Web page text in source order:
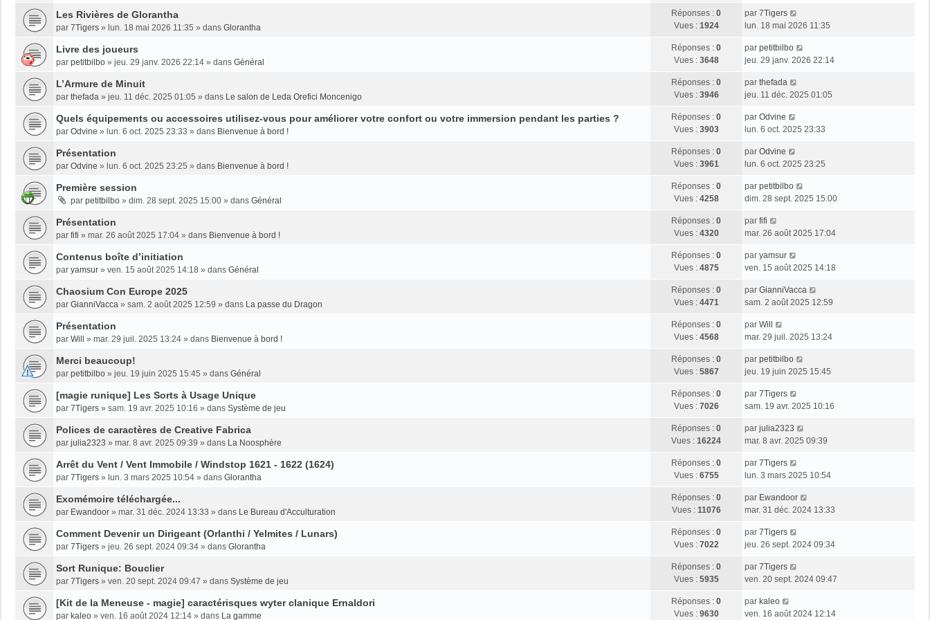
Les Rivières de Glorantha
par 7Tigers » lun. 18 mai 2026 11:35 » dans Glorantha
Réponses : 0
Vues : 1924
par 7Tigers
lun. 18 mai 2026 11:35
Livre des joueurs
par petitbilbo » jeu. 29 janv. 2026 22:14 » dans Général
Réponses : 0
Vues : 3648
par petitbilbo
jeu. 29 janv. 2026 22:14
L’Armure de Minuit
par thefada » jeu. 11 déc. 2025 01:05 » dans Le salon de Leda Orefici Moncenigo
Réponses : 0
Vues : 3946
par thefada
jeu. 11 déc. 2025 01:05
Quels équipements ou accessoires utilisez-vous pour améliorer votre confort ou votre immersion pendant les parties ?
par Odvine » lun. 6 oct. 2025 23:33 » dans Bienvenue à bord !
Réponses : 0
Vues : 3903
par Odvine
lun. 6 oct. 2025 23:33
Présentation
par Odvine » lun. 6 oct. 2025 23:25 » dans Bienvenue à bord !
Réponses : 0
Vues : 3961
par Odvine
lun. 6 oct. 2025 23:25
Première session
par petitbilbo » dim. 28 sept. 2025 15:00 » dans Général
Réponses : 0
Vues : 4258
par petitbilbo
dim. 28 sept. 2025 15:00
Présentation
par fifi » mar. 26 août 2025 17:04 » dans Bienvenue à bord !
Réponses : 0
Vues : 4320
par fifi
mar. 26 août 2025 17:04
Contenus boîte d’initiation
par yamsur » ven. 15 août 2025 14:18 » dans Général
Réponses : 0
Vues : 4875
par yamsur
ven. 15 août 2025 14:18
Chaosium Con Europe 2025
par GianniVacca » sam. 2 août 2025 12:59 » dans La passe du Dragon
Réponses : 0
Vues : 4471
par GianniVacca
sam. 2 août 2025 12:59
Présentation
par Will » mar. 29 juil. 2025 13:24 » dans Bienvenue à bord !
Réponses : 0
Vues : 4568
par Will
mar. 29 juil. 2025 13:24
Merci beaucoup!
par petitbilbo » jeu. 19 juin 2025 15:45 » dans Général
Réponses : 0
Vues : 5867
par petitbilbo
jeu. 19 juin 2025 15:45
[magie runique] Les Sorts à Usage Unique
par 7Tigers » sam. 19 avr. 2025 10:16 » dans Système de jeu
Réponses : 0
Vues : 7026
par 7Tigers
sam. 19 avr. 2025 10:16
Polices de caractères de Creative Fabrica
par julia2323 » mar. 8 avr. 2025 09:39 » dans La Noosphère
Réponses : 0
Vues : 16224
par julia2323
mar. 8 avr. 2025 09:39
Arrêt du Vent / Vent Immobile / Windstop 1621 - 1622 (1624)
par 7Tigers » lun. 3 mars 2025 10:54 » dans Glorantha
Réponses : 0
Vues : 6755
par 7Tigers
lun. 3 mars 2025 10:54
Exomémoire téléchargée...
par Ewandoor » mar. 31 déc. 2024 13:33 » dans Le Bureau d'Acculturation
Réponses : 0
Vues : 11076
par Ewandoor
mar. 31 déc. 2024 13:33
Comment Devenir un Dirigeant (Orlanthi / Yelmites / Lunars)
par 7Tigers » jeu. 26 sept. 2024 09:34 » dans Glorantha
Réponses : 0
Vues : 7022
par 7Tigers
jeu. 26 sept. 2024 09:34
Sort Runique: Bouclier
par 7Tigers » ven. 20 sept. 2024 09:47 » dans Système de jeu
Réponses : 0
Vues : 5935
par 7Tigers
ven. 20 sept. 2024 09:47
[Kit de la Meneuse - magie] caractérisques wyter clanique Ernaldori
par kaleo » ven. 16 août 2024 12:14 » dans La gamme
Réponses : 0
Vues : 9630
par kaleo
ven. 16 août 2024 12:14